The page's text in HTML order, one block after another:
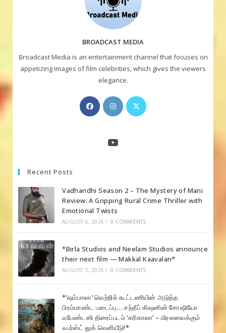
BROADCAST MEDIA
Broadcast Media is an entertainment channel that focuses on
appetizing images of film celebrities, which gives the viewers
elegance.
Opens
in
new
Opens
in
Opens
YouTube
Recent Posts
Vadhandhi Season 2 – The Mystery of Mani
Review: A Gripping Rural Crime Thriller with
Emotional Twists
AUGUST 6, 2026 / 0 COMMENTS
*Birla Studios and Neelam Studios announce
their next film — Makkal Kaavalan*
AUGUST 5, 2026 / 0 COMMENTS
*’ஷம்பாலா’ வெற்றிக் கூட்டணியின் அடுத்த
பிரம்மாண்ட படைப்பு… சந்தீப் கிஷனின் சோஷியோ
ஃபேண்டஸி திரைப்படம் ‘கரிகாலா’ – மிரளவைக்கும்
ஃபர்ஸ்ட் லுக் வெளியீடு!*